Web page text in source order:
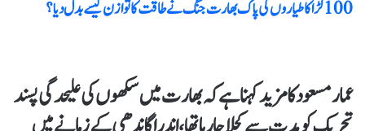
عمار مسعود کا مزید کہنا ہے کہ بھارت میں سکھوں کی علیحدگی پسند